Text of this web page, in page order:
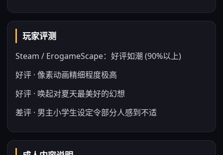
玩家评测
Steam / ErogameScape：好评如潮 (90%以上)
好评 · 像素动画精细程度极高
好评 · 唤起对夏天最美好的幻想
差评 · 男主小学生设定令部分人感到不适